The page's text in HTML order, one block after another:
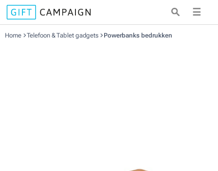
☰
Home Telefoon & Tablet gadgets Powerbanks bedrukken